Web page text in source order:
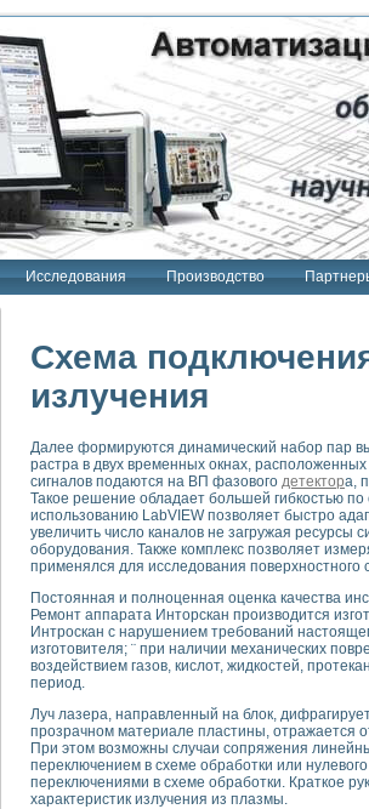
Исследования Производство
"Сигнал-USB"
Интроскан
система
USB"
терапии серии СКАН
тензометрия и т.п.)
измерения параметров дизельных двигателей
тяговых электродвигателей электровоза на
инструментов
элементной базы машин
module для моделирования электромагнитных
скорости подвижного состава для
исследований в гиперзвуковых
Nl SCXI для ультразвуковых контрольно-
сварных швов металлоконструкций
Схема
излучения
Далее формируются динамический набор пар
растра в двух временных окнах,
сигналов подаются на ВП фазового детектора,
Такое решение обладает большей гибкостью
использованию LabVIEW позволяет быстро
увеличить число каналов не загружая
оборудования. Также комплекс позволяет
применялся для исследования поверхностного
Постоянная и полноценная оценка качества
Ремонт аппарата Инторскан производится
Интроскан с нарушением требований
изготовителя; ¨ при наличии механических
воздействием газов, кислот, жидкостей,
период.
Луч лазера, направленный на блок,
прозрачном материале пластины, отражается
При этом возможны случаи сопряжения
переключением в схеме обработки или
переключениями в схеме обработки. Краткое
характеристик излучения из плазмы.